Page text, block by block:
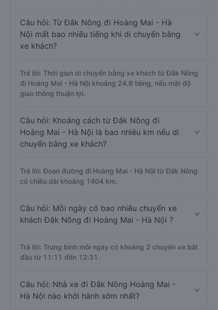
Câu hỏi: Từ Đắk Nông đi Hoàng Mai - Hà
Nội mất bao nhiêu tiếng khi di chuyển bằng
xe khách?
Trả lời: Thời gian di chuyển bằng xe khách từ Đắk Nông
đi Hoàng Mai - Hà Nội khoảng 24.8 tiếng, nếu mật độ
giao thông thuận lợi.
Câu hỏi: Khoảng cách từ Đắk Nông đi
Hoàng Mai - Hà Nội là bao nhiêu km nếu di
chuyển bằng xe khách?
Trả lời: Đoạn đường đi Hoàng Mai - Hà Nội từ Đắk Nông
có chiều dài khoảng 1404 km.
Câu hỏi: Mỗi ngày có bao nhiêu chuyến xe
khách Đắk Nông đi Hoàng Mai - Hà Nội ?
Trả lời: Trung bình mỗi ngày có khoảng 2 chuyến xe bắt
đầu từ 11:11 đến 12:31.
Câu hỏi: Nhà xe đi Đắk Nông Hoàng Mai -
Hà Nội nào khởi hành sớm nhất?